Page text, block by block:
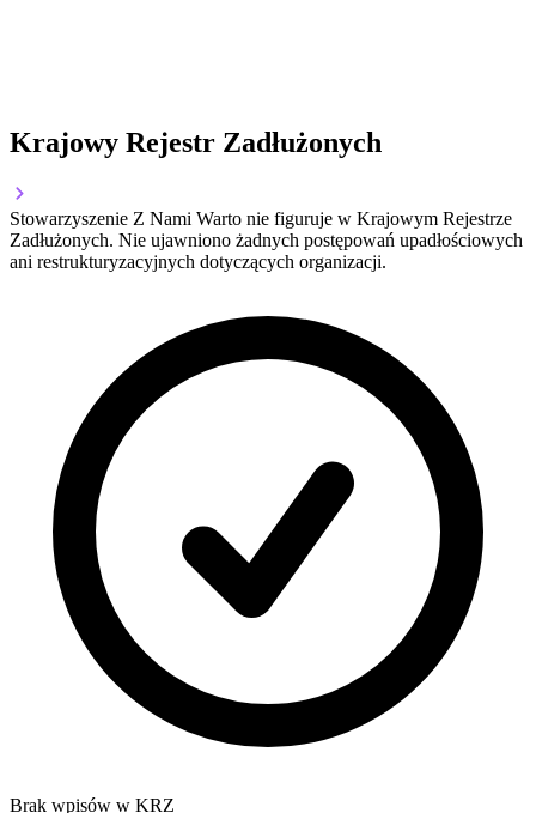
Krajowy Rejestr Zadłużonych
Stowarzyszenie Z Nami Warto nie figuruje w Krajowym Rejestrze
Zadłużonych. Nie ujawniono żadnych postępowań upadłościowych
ani restrukturyzacyjnych dotyczących organizacji.
Brak wpisów w KRZ